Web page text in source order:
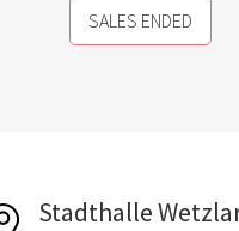
SALES ENDED
Stadthalle